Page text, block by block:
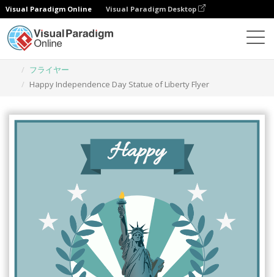
Visual Paradigm Online Visual Paradigm Desktop
フライヤー
Happy Independence Day Statue of Liberty Flyer